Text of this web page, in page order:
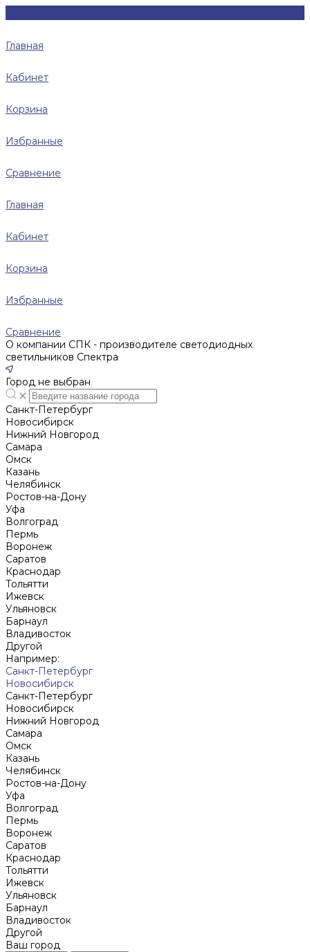
Главная
Кабинет
Корзина
Избранные
Сравнение
Главная
Кабинет
Корзина
Избранные
Сравнение
О компании СПК - производителе светодиодных
светильников Спектра
Город не выбран
Санкт-Петербург
Новосибирск
Нижний Новгород
Cамара
Омск
Казань
Челябинск
Ростов-на-Дону
Уфа
Волгоград
Пермь
Воронеж
Саратов
Краснодар
Тольятти
Ижевск
Ульяновск
Барнаул
Владивосток
Другой
Например:
Санкт-Петербург
Новосибирск
Санкт-Петербург
Новосибирск
Нижний Новгород
Cамара
Омск
Казань
Челябинск
Ростов-на-Дону
Уфа
Волгоград
Пермь
Воронеж
Саратов
Краснодар
Тольятти
Ижевск
Ульяновск
Барнаул
Владивосток
Другой
Ваш город